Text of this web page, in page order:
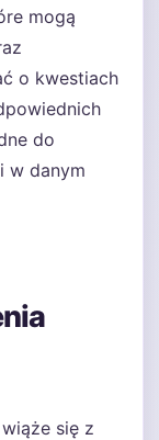
mogą
o kwestiach
do
w danym
się z